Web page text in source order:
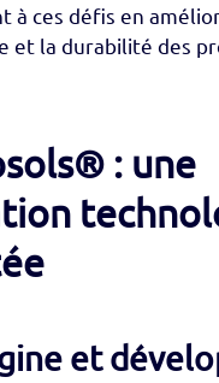
à ces défis en
et la durabilité des
: une
et